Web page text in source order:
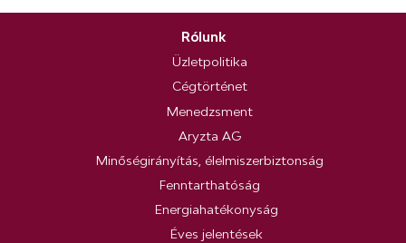
Rólunk
Üzletpolitika
Cégtörténet
Menedzsment
Aryzta AG
Minőségirányítás, élelmiszerbiztonság
Fenntarthatóság
Energiahatékonyság
Éves jelentések